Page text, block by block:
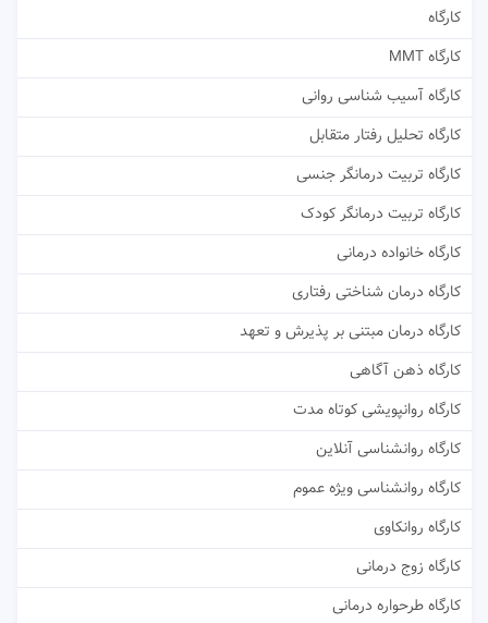
کارگاه
کارگاه MMT
کارگاه آسیب شناسی روانی
کارگاه تحلیل رفتار متقابل
کارگاه تربیت درمانگر جنسی
کارگاه تربیت درمانگر کودک
کارگاه خانواده درمانی
کارگاه درمان شناختی رفتاری
کارگاه درمان مبتنی بر پذیرش و تعهد
کارگاه ذهن آگاهی
کارگاه روانپویشی کوتاه مدت
کارگاه روانشناسی آنلاین
کارگاه روانشناسی ویژه عموم
کارگاه روانکاوی
کارگاه زوج درمانی
کارگاه طرحواره درمانی